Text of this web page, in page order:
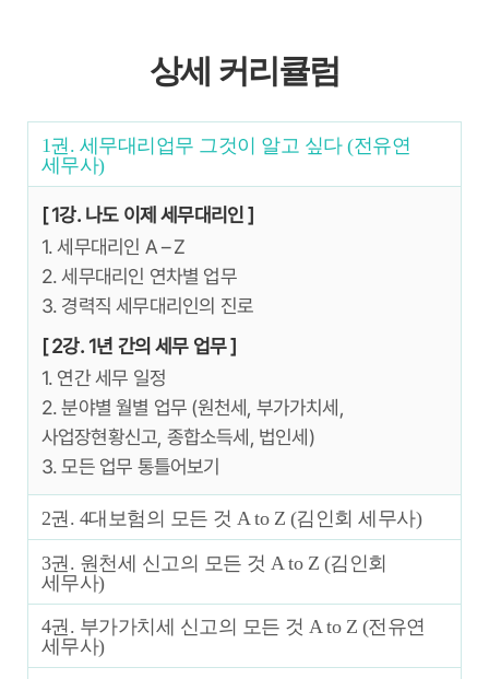
상세 커리큘럼
1권. 세무대리업무 그것이 알고 싶다 (전유연
세무사)
[ 1강. 나도 이제 세무대리인 ]
1. 세무대리인 A – Z
2. 세무대리인 연차별 업무
3. 경력직 세무대리인의 진로
[ 2강. 1년 간의 세무 업무 ]
1. 연간 세무 일정
2. 분야별 월별 업무 (원천세, 부가가치세,
사업장현황신고, 종합소득세, 법인세)
3. 모든 업무 통틀어보기
2권. 4대보험의 모든 것 A to Z (김인회 세무사)
3권. 원천세 신고의 모든 것 A to Z (김인회
세무사)
4권. 부가가치세 신고의 모든 것 A to Z (전유연
세무사)